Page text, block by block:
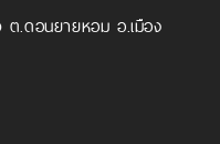
ต.ดอนยายหอม อ.เมือง